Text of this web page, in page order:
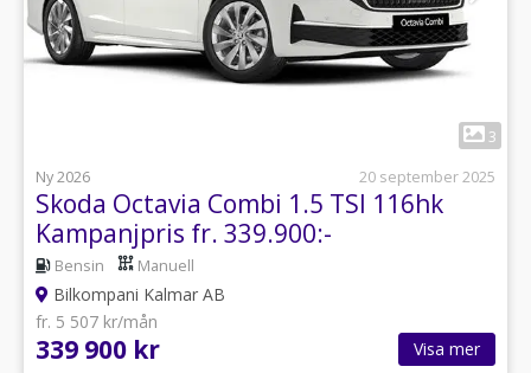
3
Ny 2026
20 september 2025
Skoda Octavia Combi 1.5 TSI 116hk
Kampanjpris fr. 339.900:-
Bensin Manuell
Bilkompani Kalmar AB
fr. 5 507 kr/mån
339 900 kr Visa mer